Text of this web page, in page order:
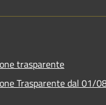
trasparente
Trasparente dal 01/